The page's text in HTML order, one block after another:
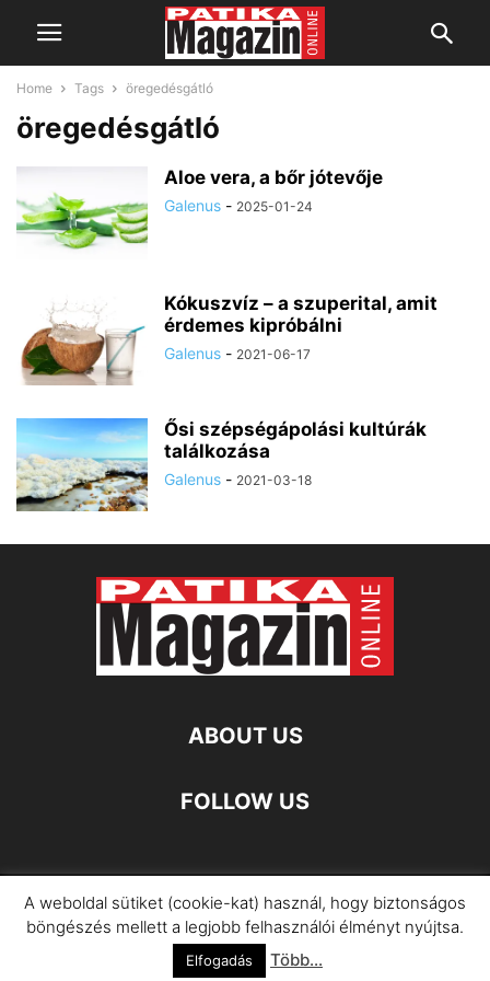
Home Tags öregedésgátló
öregedésgátló
Aloe vera, a bőr jótevője
Galenus - 2025-01-24
Kókuszvíz – a szuperital, amit
érdemes kipróbálni
Galenus - 2021-06-17
Ősi szépségápolási kultúrák
találkozása
Galenus - 2021-03-18
ABOUT US
FOLLOW US
Impresszum Adatkezelési Információ
©
A weboldal sütiket (cookie-kat) használ, hogy biztonságos
böngészés mellett a legjobb felhasználói élményt nyújtsa.
Elfogadás Több...